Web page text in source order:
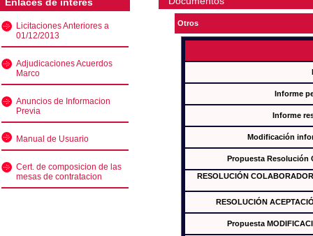
Licitaciones Anteriores a
01/12/2013
Adjudicaciones Acuerdos
Marco
Anuncios de Informacion
Previa
Manual de Usuario
Cert. de composicion de las
mesas de contratacion
Otros
Informe
Informe
Modificación
Propuesta Resolución
RESOLUCIÓN
RESOLUCIÓN
Propuesta